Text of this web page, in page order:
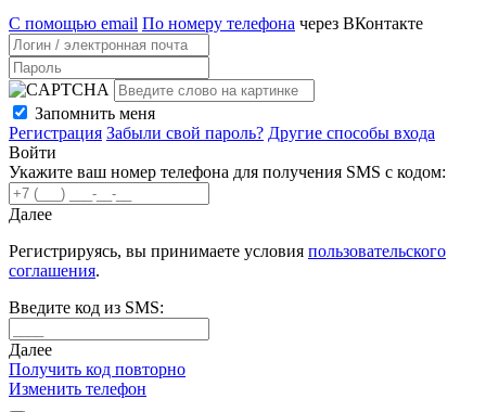
С помощью email По номеру телефона через ВКонтакте
Запомнить меня
Регистрация Забыли свой пароль? Другие способы входа
Войти
Укажите ваш номер телефона для получения SMS с кодом:
Далее
Регистрируясь, вы принимаете условия пользовательского
соглашения.
Введите код из SMS:
Далее
Получить код повторно
Изменить телефон